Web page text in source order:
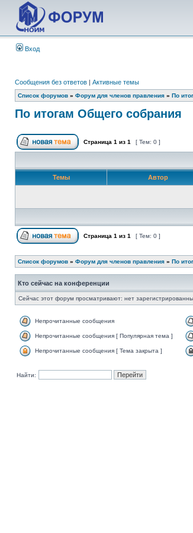
Вход
Сообщения без ответов | Активные темы
Список форумов » Форум для членов правления » По
По итогам Общего собрания
Страница 1 из 1 [ Тем: 0 ]
Темы Автор
Страница 1 из 1 [ Тем: 0 ]
Список форумов » Форум для членов правления » По
Кто сейчас на конференции
Сейчас этот форум просматривают: нет
Непрочитанные сообщения
Непрочитанные сообщения [ Популярная тема ]
Непрочитанные сообщения [ Тема закрыта ]
Найти: